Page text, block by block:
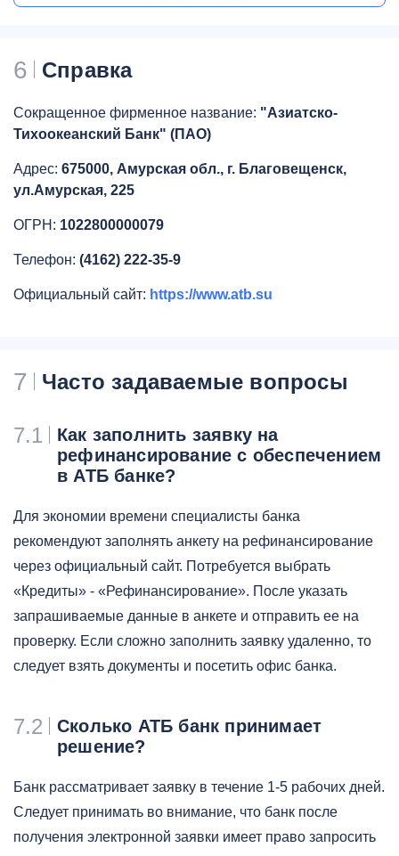
6 Справка
Сокращенное фирменное название: "Азиатско-
Тихоокеанский Банк" (ПАО)
Адрес: 675000, Амурская обл., г. Благовещенск,
ул.Амурская, 225
ОГРН: 1022800000079
Телефон: (4162) 222-35-9
Официальный сайт: https://www.atb.su
7 Часто задаваемые вопросы
7.1
Как заполнить заявку на
рефинансирование с обеспечением
в АТБ банке?
Для экономии времени специалисты банка
рекомендуют заполнять анкету на рефинансирование
через официальный сайт. Потребуется выбрать
«Кредиты» - «Рефинансирование». После указать
запрашиваемые данные в анкете и отправить ее на
проверку. Если сложно заполнить заявку удаленно, то
следует взять документы и посетить офис банка.
7.2
Сколько АТБ банк принимает
решение?
Банк рассматривает заявку в течение 1-5 рабочих дней.
Следует принимать во внимание, что банк после
получения электронной заявки имеет право запросить